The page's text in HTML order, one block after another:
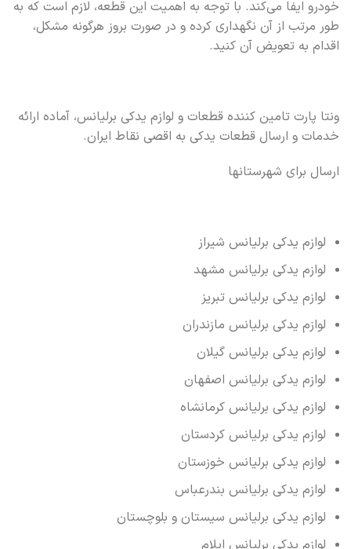
خودرو ایفا می‌کند. با توجه به اهمیت این قطعه، لازم است که به
طور مرتب از آن نگهداری کرده و در صورت بروز هرگونه مشکل،
اقدام به تعویض آن کنید.
ونتا پارت تامین کننده قطعات و لوازم یدکی برلیانس، آماده ارائه
خدمات و ارسال قطعات یدکی به اقصی نقاط ایران.
ارسال برای شهرستانها
لوازم یدکی برلیانس شیراز
لوازم یدکی برلیانس مشهد
لوازم یدکی برلیانس تبریز
لوازم یدکی برلیانس مازندران
لوازم یدکی برلیانس گیلان
لوازم یدکی برلیانس اصفهان
لوازم یدکی برلیانس کرمانشاه
لوازم یدکی برلیانس کردستان
لوازم یدکی برلیانس خوزستان
لوازم یدکی برلیانس بندرعباس
لوازم یدکی برلیانس سیستان و بلوچستان
لوازم یدکی برلیانس ایلام